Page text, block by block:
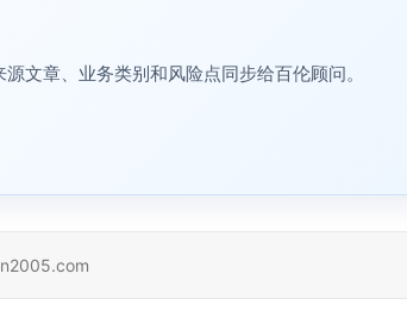
文章、业务类别和风险点同步给百伦顾问。